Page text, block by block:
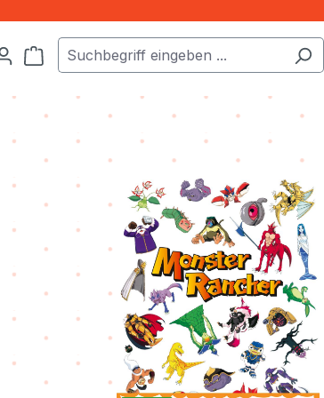
Warenkorb enthält 0 Positionen. Der